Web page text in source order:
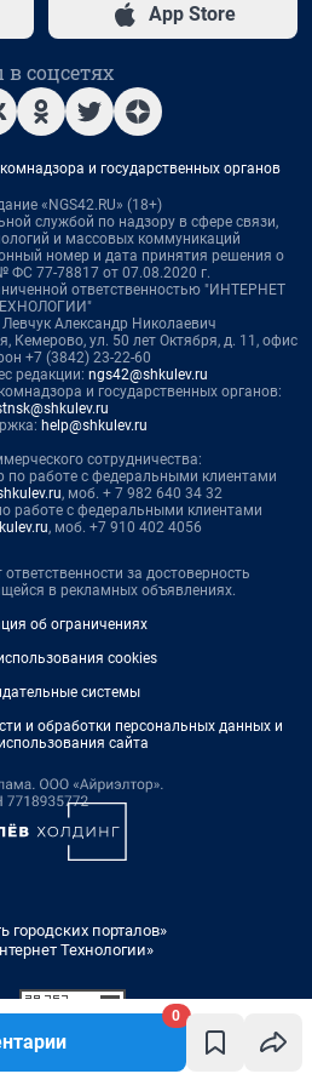
0
App Store
соцсетях
и государственных органов
«NGS42.RU» (18+)
службой по надзору в сфере связи,
и массовых коммуникаций
номер и дата принятия решения о
ФС 77-78817 от 07.08.2020 г.
ответственностью "ИНТЕРНЕТ
Александр Николаевич
Кемерово, ул. 50 лет Октября, д. 11, офис
+7 (3842) 23-22-60
редакции: ngs42@shkulev.ru
и государственных органов:
help@shkulev.ru
сотрудничества:
работе с федеральными клиентами
, моб. + 7 982 640 34 32
работе с федеральными клиентами
, моб. +7 910 402 4056
за достоверность
в рекламных объявлениях.
об ограничениях
cookies
системы
и обработки персональных данных и
сайта
городских порталов»
Технологии»